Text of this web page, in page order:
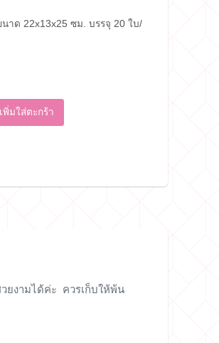
าด 22x13x25 ซม. บรรจุ 20 ใบ/
เพิ่มใส่ตะกร้า
ยงามได้ค่ะ ควรเก็บให้พ้น